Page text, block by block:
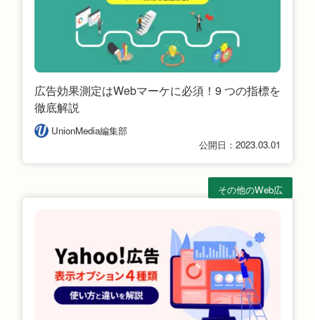
広告効果測定はWebマーケに必須！9 つの指標を
徹底解説
UnionMedia編集部
公開日：2023.03.01
その他のWeb広